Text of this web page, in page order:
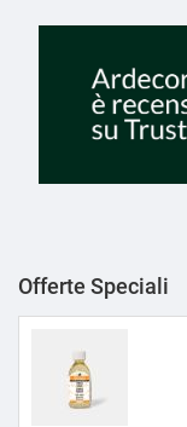
Offerte Speciali